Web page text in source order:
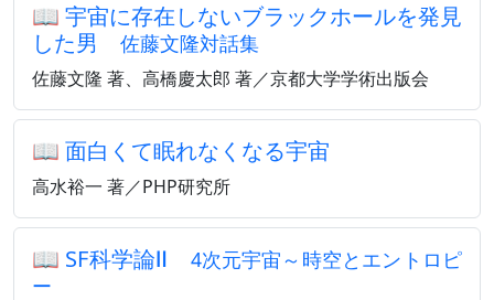
📖 宇宙に存在しないブラックホールを発見
した男 佐藤文隆対話集
佐藤文隆 著、高橋慶太郎 著／京都大学学術出版会
📖 面白くて眠れなくなる宇宙
高水裕一 著／PHP研究所
📖 SF科学論Ⅱ 4次元宇宙～時空とエントロピ
ー